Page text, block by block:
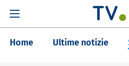
Home Ultime notizie